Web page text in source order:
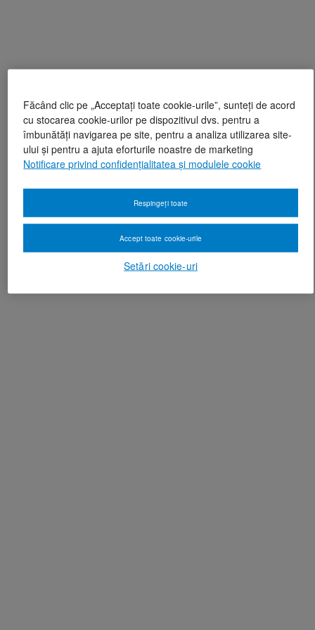
Făcând clic pe „Acceptați toate cookie-urile”, sunteți de acord
cu stocarea cookie-urilor pe dispozitivul dvs. pentru a
îmbunătăți navigarea pe site, pentru a analiza utilizarea site-
ului și pentru a ajuta eforturile noastre de marketing
Notificare privind confidențialitatea și modulele cookie
Setări cookie-uri
Respingeți toate
Accept toate cookie-urile